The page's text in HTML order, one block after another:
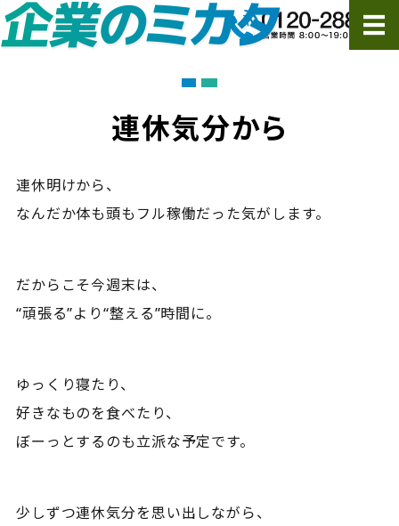
会社概要
連休気分から
連休明けから、
なんだか体も頭もフル稼働だった気がします。
だからこそ今週末は、
“頑張る”より“整える”時間に。
ゆっくり寝たり、
好きなものを食べたり、
ぼーっとするのも立派な予定です。
少しずつ連休気分を思い出しながら、